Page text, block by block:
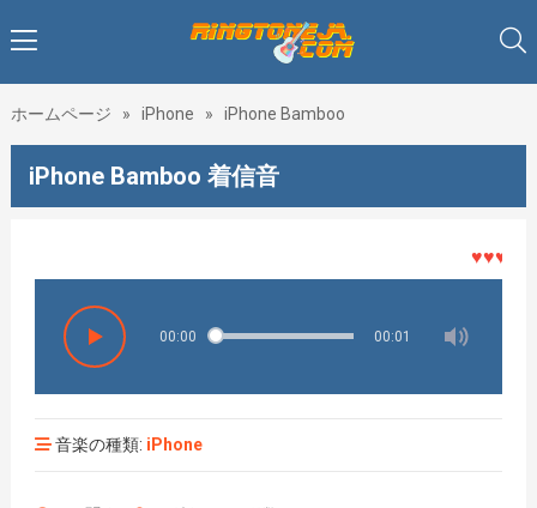
ホームページ » iPhone » iPhone Bamboo
iPhone Bamboo 着信音
♥♥♥着メ
00:00 00:01
音楽の種類: iPhone